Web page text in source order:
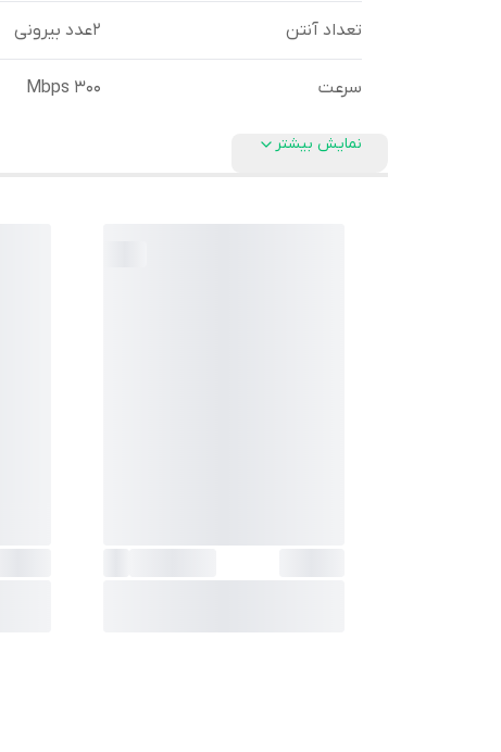
تعداد آنتن 2عدد بیرونی
سرعت 300 Mbps
نمایش بیشتر